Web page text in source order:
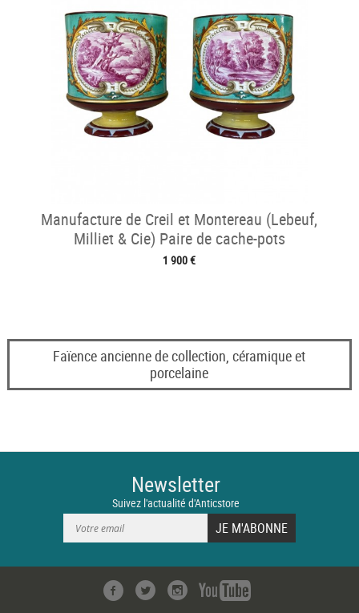
Manufacture de Creil et Montereau (Lebeuf,
Milliet & Cie) Paire de cache-pots
1 900 €
Faïence ancienne de collection, céramique et
porcelaine
Newsletter
Suivez l'actualité d'Anticstore